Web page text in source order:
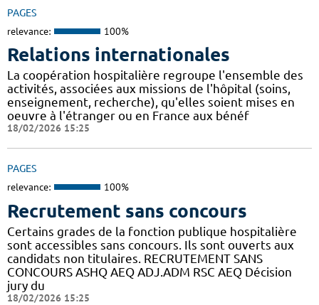
PAGES
relevance: 100%
Relations internationales
La coopération hospitalière regroupe l'ensemble des
activités, associées aux missions de l'hôpital (soins,
enseignement, recherche), qu'elles soient mises en
oeuvre à l'étranger ou en France aux bénéf
18/02/2026 15:25
PAGES
relevance: 100%
Recrutement sans concours
Certains grades de la fonction publique hospitalière
sont accessibles sans concours. Ils sont ouverts aux
candidats non titulaires. RECRUTEMENT SANS
CONCOURS ASHQ AEQ ADJ.ADM RSC AEQ Décision
jury du
18/02/2026 15:25